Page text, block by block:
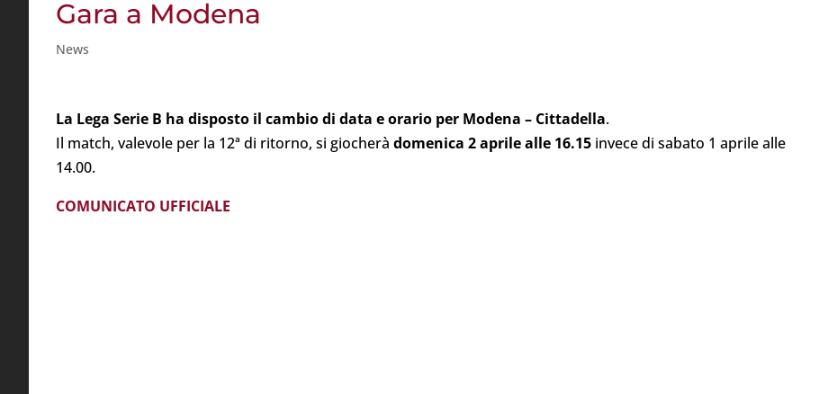
Gara a Modena
News
L​a Lega Serie B ha disposto il cambio di data e orario per Modena – Cittadella.
Il match, valevole per la 12ª di ritorno, si giocherà domenica 2 aprile alle 16.15 invece di sabato 1 aprile alle
14.00.
COMUNICATO UFFICIALE